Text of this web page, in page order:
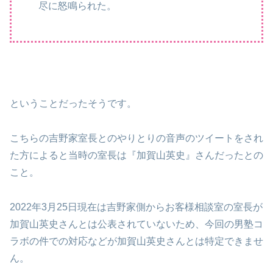
尽に怒鳴られた。
ということだったそうです。
こちらの吉野家室長とのやりとりの音声のツイートをされ
た方によると当時の室長は『加賀山英史』さんだったとの
こと。
2022年3月25日現在は吉野家側からお客様相談室の室長が
加賀山英史さんとは公表されていないため、今回の男塾コ
ラボの件での対応などが加賀山英史さんとは特定できませ
ん。